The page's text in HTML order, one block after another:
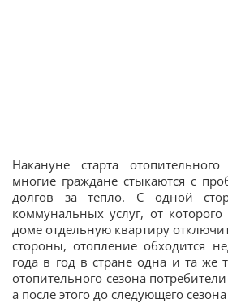
Накануне старта
многие граждане стыкаются с
долгов за тепло. С одной
коммунальных услуг, от
доме отдельную квартиру
стороны, отопление обходится
года в год в стране одна и та же
отопительного сезона
а после этого до следующего сезона